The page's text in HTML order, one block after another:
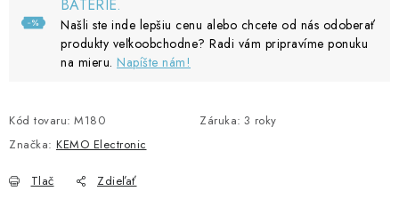
BATÉRIE.
Našli ste inde lepšiu cenu alebo chcete od nás odoberať
produkty veľkoobchodne? Radi vám pripravíme ponuku
na mieru. Napíšte nám!
Kód tovaru: M180 Záruka: 3 roky
Značka: KEMO Electronic
Tlač Zdieľať